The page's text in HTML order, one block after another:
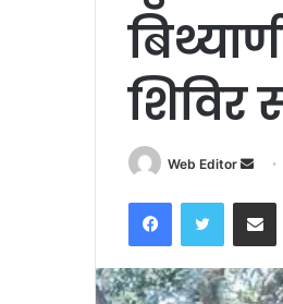
शिविर
Web Editor
Send
email
FacebookTwitter